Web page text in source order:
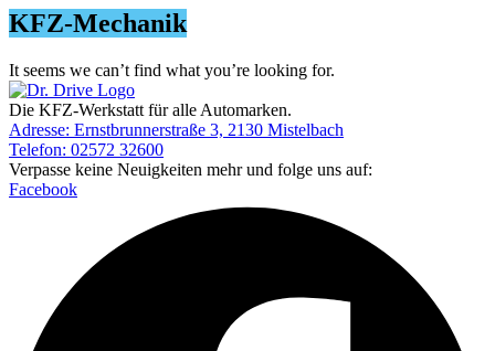
KFZ-Mechanik
It seems we can’t find what you’re looking for.
Die KFZ-Werkstatt für alle Automarken.
Adresse: Ernstbrunnerstraße 3, 2130 Mistelbach
Telefon: 02572 32600
Verpasse keine Neuigkeiten mehr und folge uns auf:
Facebook